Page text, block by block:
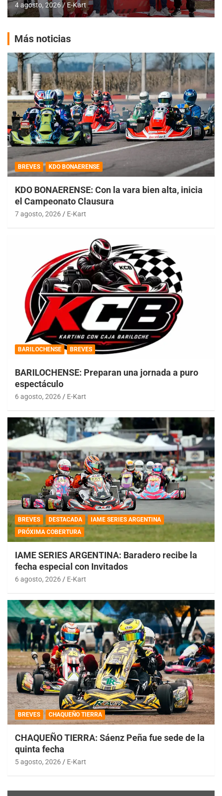
4 agosto, 2026 E-Kart
Más noticias
BREVES KDO BONAERENSE
KDO BONAERENSE: Con la vara bien alta, inicia
el Campeonato Clausura
7 agosto, 2026 E-Kart
BARILOCHENSE BREVES
BARILOCHENSE: Preparan una jornada a puro
espectáculo
6 agosto, 2026 E-Kart
BREVES DESTACADA
IAME SERIES ARGENTINA
PRÓXIMA COBERTURA
IAME SERIES ARGENTINA: Baradero recibe la
fecha especial con Invitados
6 agosto, 2026 E-Kart
BREVES CHAQUEÑO TIERRA
CHAQUEÑO TIERRA: Sáenz Peña fue sede de la
quinta fecha
5 agosto, 2026 E-Kart